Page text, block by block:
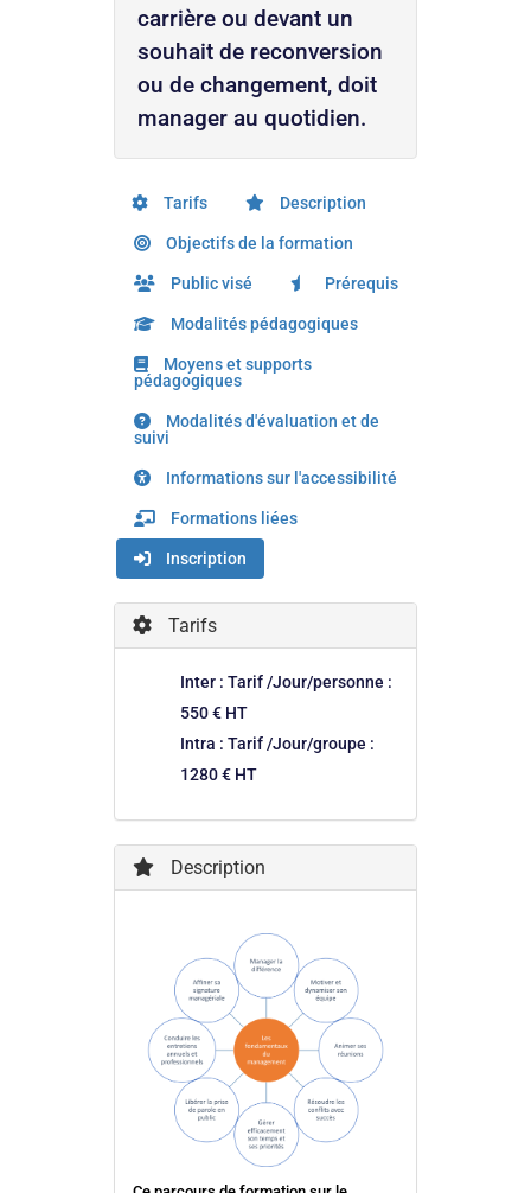
carrière ou devant un
souhait de reconversion
ou de changement, doit
manager au quotidien.
Tarifs Description
Objectifs de la formation
Public visé Prérequis
Modalités pédagogiques
Moyens et supports
pédagogiques
Modalités d'évaluation et de
suivi
Informations sur l'accessibilité
Formations liées
Inscription
Tarifs
Inter : Tarif /Jour/personne :
550 € HT
Intra : Tarif /Jour/groupe :
1280 € HT
Description